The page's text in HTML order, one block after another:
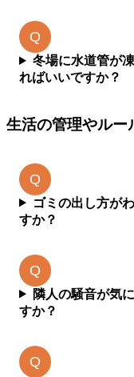
冬場に水道管が
ればいいですか？
生活の管理やルー
ゴミの出し方が
すか？
隣人の騒音が気
すか？